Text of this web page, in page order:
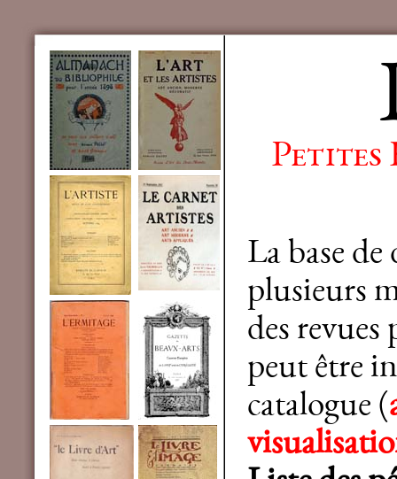
Petites
La base
plusieurs
des revues
peut être
catalogue (